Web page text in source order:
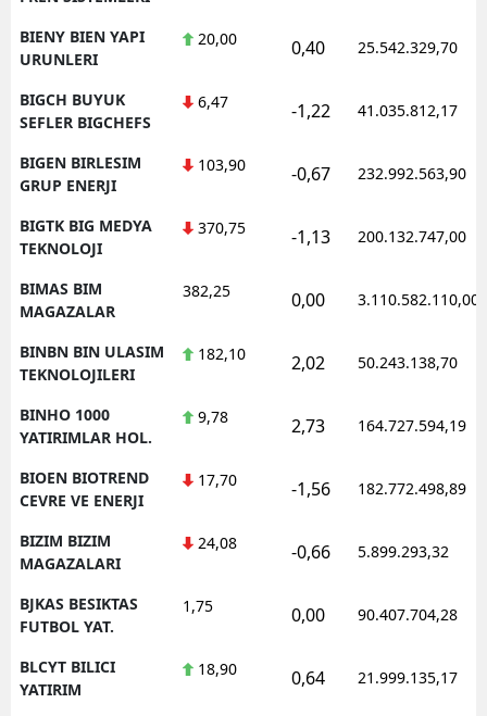
BIENY BIEN YAPI
URUNLERI
20,00 0,40 25.542.329,70
BIGCH BUYUK
SEFLER BIGCHEFS
6,47 -1,22 41.035.812,17
BIGEN BIRLESIM
GRUP ENERJI
103,90 -0,67 232.992.563,90
BIGTK BIG MEDYA
TEKNOLOJI
370,75 -1,13 200.132.747,00
BIMAS BIM
MAGAZALAR
382,25 0,00 3.110.582.110,00
BINBN BIN ULASIM
TEKNOLOJILERI
182,10 2,02 50.243.138,70
BINHO 1000
YATIRIMLAR HOL.
9,78 2,73 164.727.594,19
BIOEN BIOTREND
CEVRE VE ENERJI
17,70 -1,56 182.772.498,89
BIZIM BIZIM
MAGAZALARI
24,08 -0,66 5.899.293,32
BJKAS BESIKTAS
FUTBOL YAT.
1,75 0,00 90.407.704,28
BLCYT BILICI
YATIRIM
18,90 0,64 21.999.135,17